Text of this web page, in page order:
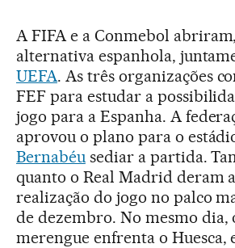
A FIFA e a Conmebol
alternativa espanhola,
UEFA. As três organizações
FEF para estudar a
jogo para a Espanha. A
aprovou o plano para o
Bernabéu sediar a partida.
quanto o Real Madrid deram
realização do jogo no palco
de dezembro. No mesmo dia,
merengue enfrenta o Huesca,